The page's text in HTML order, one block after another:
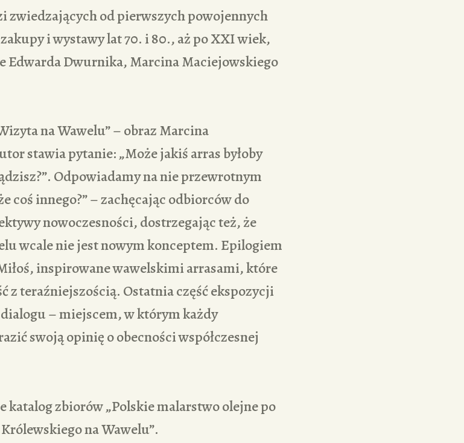
zwiedzających od pierwszych powojennych
i wystawy lat 70. i 80., aż po XXI wiek,
Edwarda Dwurnika, Marcina Maciejowskiego
na Wawelu” – obraz Marcina
stawia pytanie: „Może jakiś arras byłoby
Odpowiadamy na nie przewrotnym
coś innego?” – zachęcając odbiorców do
nowoczesności, dostrzegając też, że
wcale nie jest nowym konceptem. Epilogiem
inspirowane wawelskimi arrasami, które
z teraźniejszością. Ostatnia część ekspozycji
– miejscem, w którym każdy
swoją opinię o obecności współczesnej
katalog zbiorów „Polskie malarstwo olejne po
na Wawelu”.